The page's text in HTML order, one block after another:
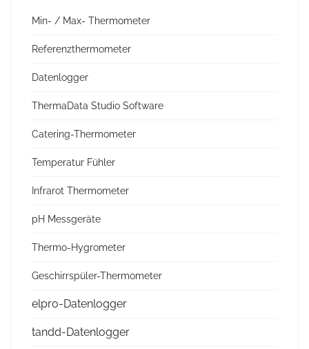
Min- / Max- Thermometer
Referenzthermometer
Datenlogger
ThermaData Studio Software
Catering-Thermometer
Temperatur Fühler
Infrarot Thermometer
pH Messgeräte
Thermo-Hygrometer
Geschirrspüler-Thermometer
elpro-Datenlogger
tandd-Datenlogger